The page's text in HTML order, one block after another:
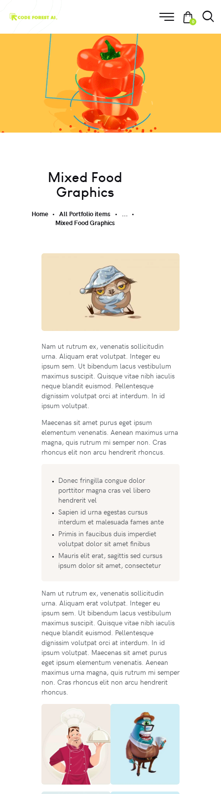
0
Mixed Food
Graphics
Home All Portfolio items
...
Mixed Food Graphics
Nam ut rutrum ex, venenatis sollicitudin
urna. Aliquam erat volutpat. Integer eu
ipsum sem. Ut bibendum lacus vestibulum
maximus suscipit. Quisque vitae nibh iaculis
neque blandit euismod. Pellentesque
dignissim volutpat orci at interdum. In id
ipsum volutpat.
Maecenas sit amet purus eget ipsum
elementum venenatis. Aenean maximus urna
magna, quis rutrum mi semper non. Cras
rhoncus elit non arcu hendrerit rhoncus.
Donec fringilla congue dolor
porttitor magna cras vel libero
hendrerit vel
Sapien id urna egestas cursus
interdum et malesuada fames ante
Primis in faucibus duis imperdiet
volutpat dolor sit amet finibus
Mauris elit erat, sagittis sed cursus
ipsum dolor sit amet, consectetur
Nam ut rutrum ex, venenatis sollicitudin
urna. Aliquam erat volutpat. Integer eu
ipsum sem. Ut bibendum lacus vestibulum
maximus suscipit. Quisque vitae nibh iaculis
neque blandit euismod. Pellentesque
dignissim volutpat orci at interdum. In id
ipsum volutpat. Maecenas sit amet purus
eget ipsum elementum venenatis. Aenean
maximus urna magna, quis rutrum mi semper
non. Cras rhoncus elit non arcu hendrerit
rhoncus.